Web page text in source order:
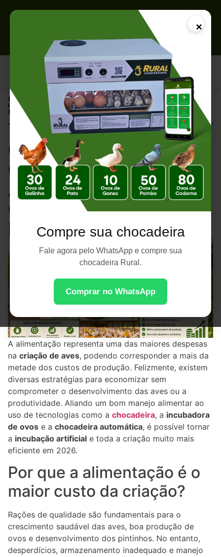
×
Compre sua chocadeira
Fale agora pelo WhatsApp e compre sua
chocadeira Rural.
Comprar no WhatsApp
Página Inicial |
Como Reduzir Custos com Alimentação na Criação de Aves sem
Perder Qualidade
Como Reduzir
Custos com
Alimentação na
Criação de Aves sem
Perder Qualidade
A alimentação representa uma das maiores despesas
na criação de aves, podendo corresponder a mais da
metade dos custos de produção. Felizmente, existem
diversas estratégias para economizar sem
comprometer o desenvolvimento das aves ou a
produtividade. Aliando um bom manejo alimentar ao
uso de tecnologias como a chocadeira, a incubadora
de ovos e a chocadeira automática, é possível tornar
a incubação artificial e toda a criação muito mais
eficiente em 2026.
Por que a alimentação é o
maior custo da criação?
Rações de qualidade são fundamentais para o
crescimento saudável das aves, boa produção de
ovos e desenvolvimento dos pintinhos. No entanto,
desperdícios, armazenamento inadequado e manejo